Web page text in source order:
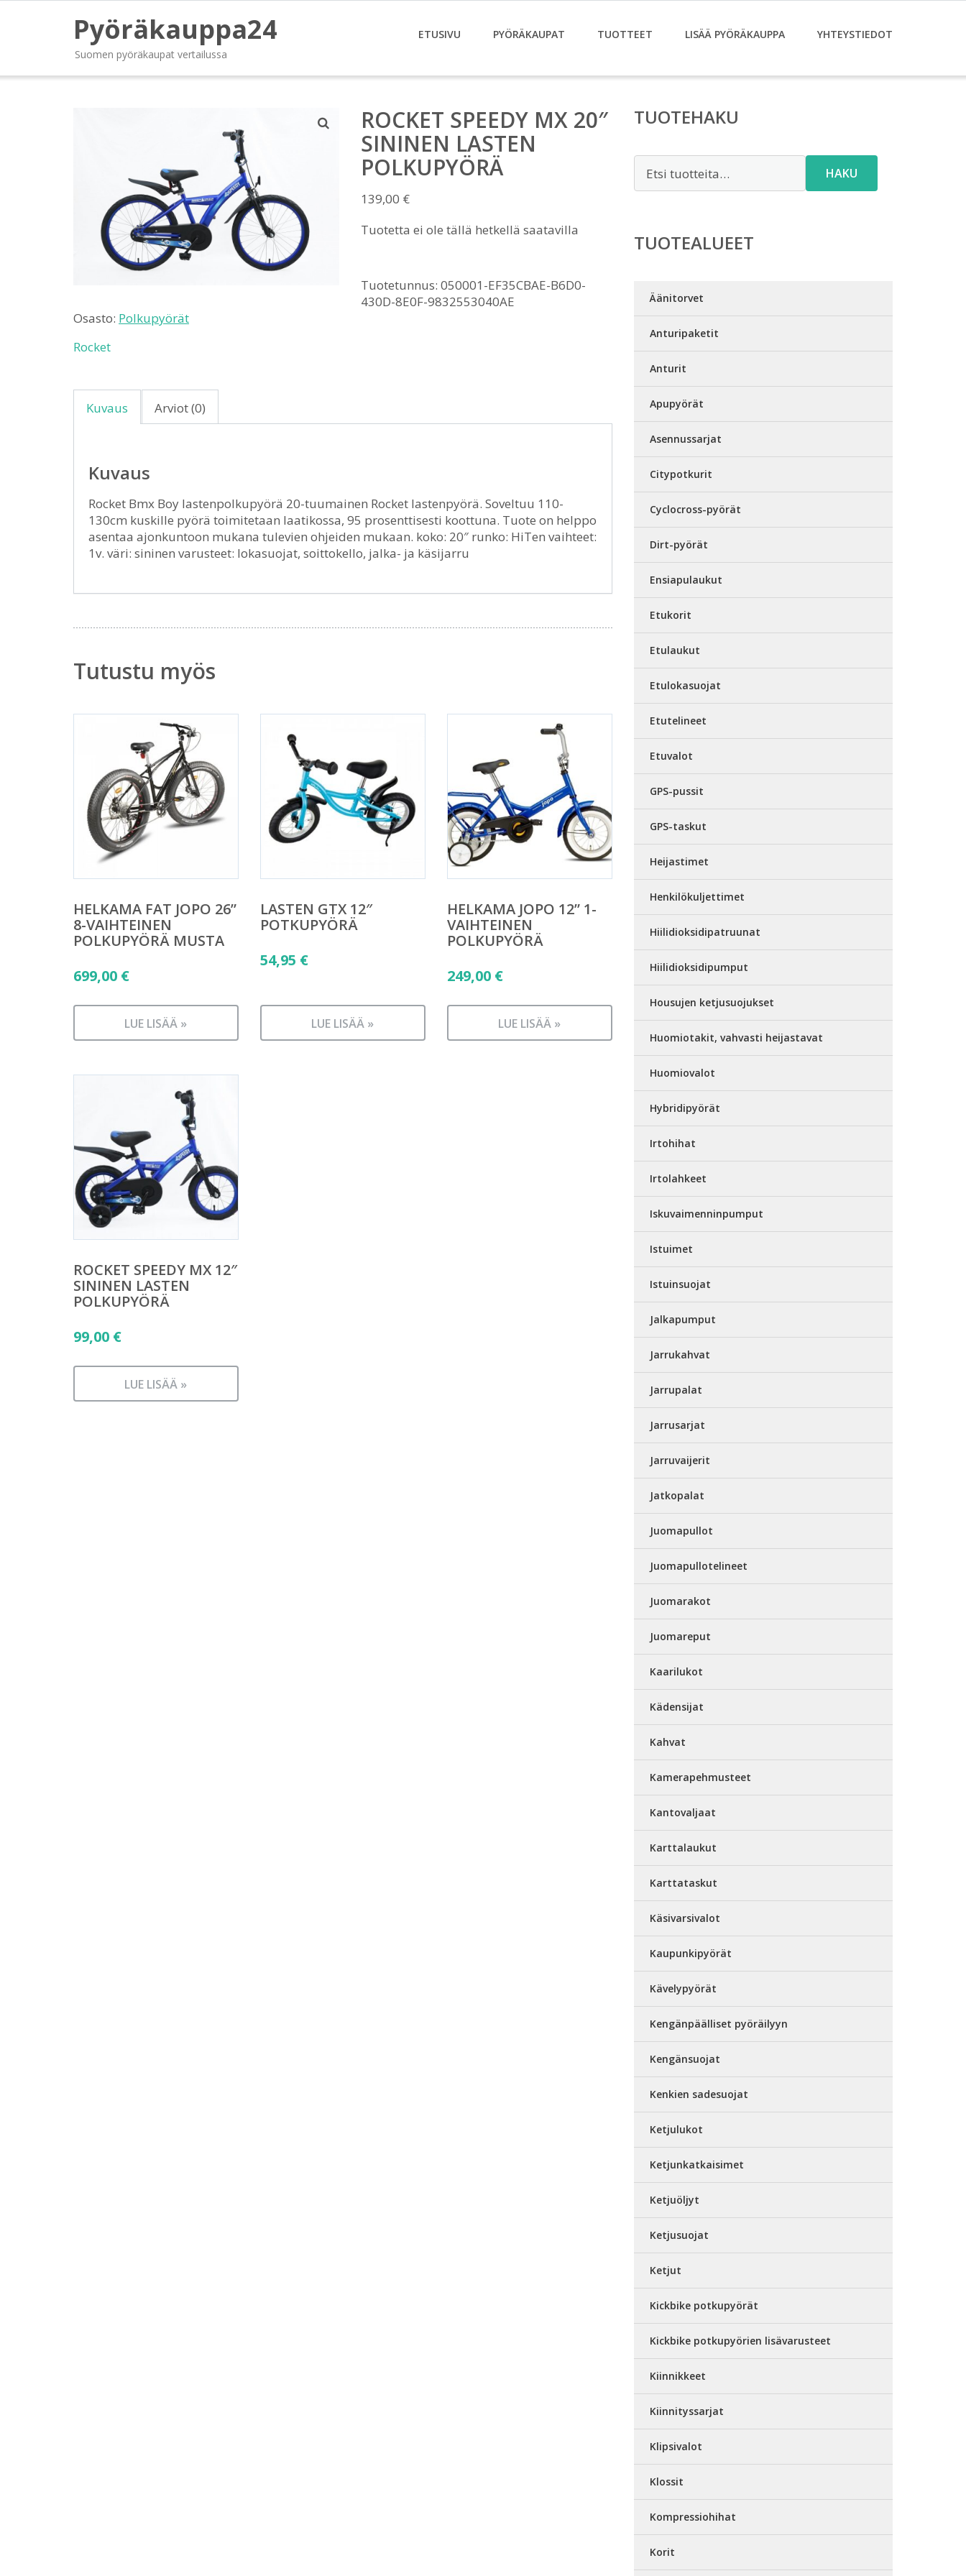
Pyöräkauppa24
Suomen pyöräkaupat vertailussa
ETUSIVU PYÖRÄKAUPAT TUOTTEET LISÄÄ PYÖRÄKAUPPA YHTEYSTIEDOT
ROCKET SPEEDY MX 20″
SININEN LASTEN
POLKUPYÖRÄ
139,00 €
Tuotetta ei ole tällä hetkellä saatavilla
Tuotetunnus: 050001-EF35CBAE-B6D0-
430D-8E0F-9832553040AE
Osasto: Polkupyörät
Rocket
Kuvaus Arviot (0)
Kuvaus
Rocket Bmx Boy lastenpolkupyörä 20-tuumainen Rocket lastenpyörä. Soveltuu 110-
130cm kuskille pyörä toimitetaan laatikossa, 95 prosenttisesti koottuna. Tuote on helppo
asentaa ajonkuntoon mukana tulevien ohjeiden mukaan. koko: 20″ runko: HiTen vaihteet:
1v. väri: sininen varusteet: lokasuojat, soittokello, jalka- ja käsijarru
Tutustu myös
HELKAMA FAT JOPO 26”
8-VAIHTEINEN
POLKUPYÖRÄ MUSTA
699,00 €
LUE LISÄÄ »
LASTEN GTX 12″
POTKUPYÖRÄ
54,95 €
LUE LISÄÄ »
HELKAMA JOPO 12” 1-
VAIHTEINEN
POLKUPYÖRÄ
249,00 €
LUE LISÄÄ »
ROCKET SPEEDY MX 12″
SININEN LASTEN
POLKUPYÖRÄ
99,00 €
LUE LISÄÄ »
TUOTEHAKU
HAKU
TUOTEALUEET
Äänitorvet
Anturipaketit
Anturit
Apupyörät
Asennussarjat
Citypotkurit
Cyclocross-pyörät
Dirt-pyörät
Ensiapulaukut
Etukorit
Etulaukut
Etulokasuojat
Etutelineet
Etuvalot
GPS-pussit
GPS-taskut
Heijastimet
Henkilökuljettimet
Hiilidioksidipatruunat
Hiilidioksidipumput
Housujen ketjusuojukset
Huomiotakit, vahvasti heijastavat
Huomiovalot
Hybridipyörät
Irtohihat
Irtolahkeet
Iskuvaimenninpumput
Istuimet
Istuinsuojat
Jalkapumput
Jarrukahvat
Jarrupalat
Jarrusarjat
Jarruvaijerit
Jatkopalat
Juomapullot
Juomapullotelineet
Juomarakot
Juomareput
Kaarilukot
Kädensijat
Kahvat
Kamerapehmusteet
Kantovaljaat
Karttalaukut
Karttataskut
Käsivarsivalot
Kaupunkipyörät
Kävelypyörät
Kengänpäälliset pyöräilyyn
Kengänsuojat
Kenkien sadesuojat
Ketjulukot
Ketjunkatkaisimet
Ketjuöljyt
Ketjusuojat
Ketjut
Kickbike potkupyörät
Kickbike potkupyörien lisävarusteet
Kiinnikkeet
Kiinnityssarjat
Klipsivalot
Klossit
Kompressiohihat
Korit